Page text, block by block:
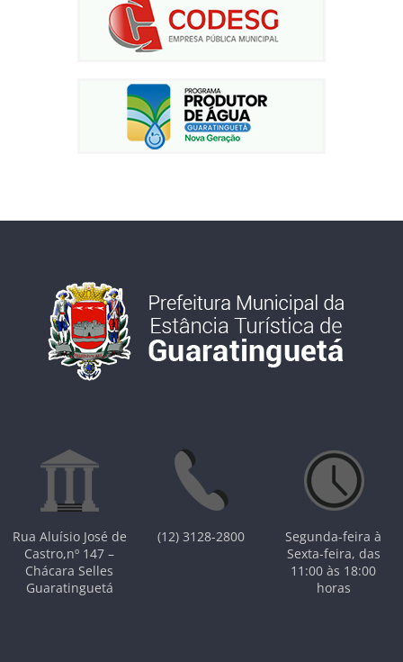
Rua Aluísio José de
Castro,nº 147 –
Chácara Selles
Guaratinguetá
(12) 3128-2800
Segunda-feira à
Sexta-feira, das
11:00 às 18:00
horas